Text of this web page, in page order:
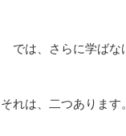
では、さらに学ばな
それは、二つあります。